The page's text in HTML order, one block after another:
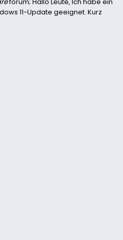
11-Update geeignet. Kurz